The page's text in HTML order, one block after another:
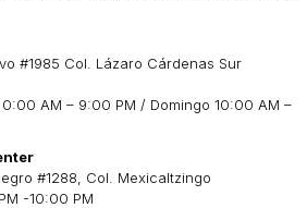
#1985 Col. Lázaro Cárdenas Sur
AM – 9:00 PM / Domingo 10:00 AM –
#1288, Col. Mexicaltzingo
-10:00 PM